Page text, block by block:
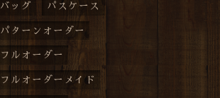
バッグ パスケース
パターンオーダー
フルオーダー
フルオーダーメイド